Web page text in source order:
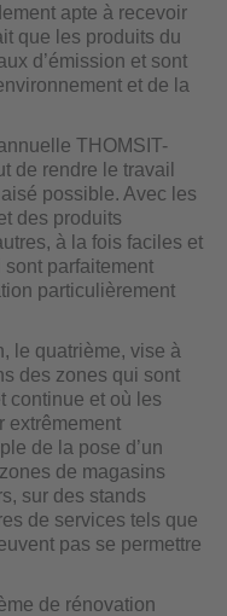
apte à recevoir
que les produits du
d’émission et sont
et de la
THOMSIT-
de rendre le travail
possible. Avec les
des produits
à la fois faciles et
parfaitement
particulièrement
le quatrième, vise à
des zones qui sont
continue et où les
extrêmement
de la pose d’un
de magasins
sur des stands
de services tels que
pas se permettre
de rénovation